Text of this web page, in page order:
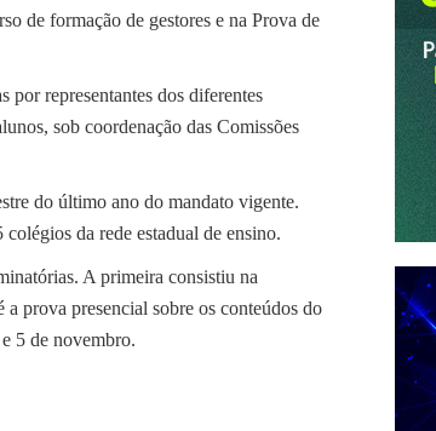
de formação de gestores e na Prova de
por representantes dos diferentes
sob coordenação das Comissões
do último ano do mandato vigente.
da rede estadual de ensino.
A primeira consistiu na
prova presencial sobre os conteúdos do
5 de novembro.